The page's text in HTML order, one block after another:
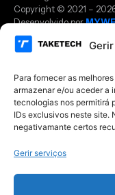
Para fornecer as
armazenar e/ou aceder a
tecnologias nos permitirá
IDs exclusivos neste site.
negativamante certos
Gerir serviços
Copyright © 2021 –
Desenvolvido por